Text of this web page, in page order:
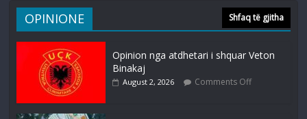
OPINIONE Shfaq të gjitha
Opinion nga atdhetari i shquar Veton
Binakaj
August 2, 2026 Comments Off